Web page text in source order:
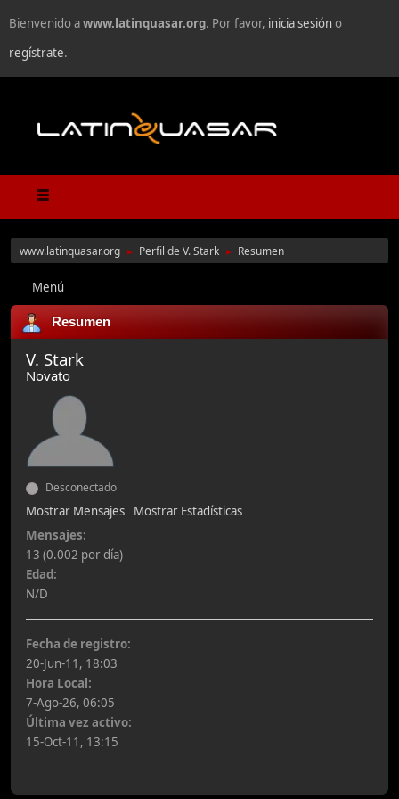
Bienvenido awww.latinquasar.org. Por favor, inicia sesióno
regístrate.
www.latinquasar.org ► Perfil de V. Stark ► Resumen
Menú
Resumen
V. Stark
Novato
Desconectado
Mostrar Mensajes
Mostrar Estadísticas
Mensajes:
13 (0.002 por día)
Edad:
N/D
Fecha de registro:
20-Jun-11, 18:03
Hora Local:
7-Ago-26, 06:05
Última vez activo:
15-Oct-11, 13:15